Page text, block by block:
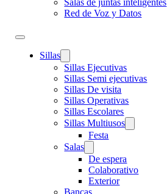
Salas de juntas inteligentes
Red de Voz y Datos
Sillas
Sillas Ejecutivas
Sillas Semi ejecutivas
Sillas De visita
Sillas Operativas
Sillas Escolares
Sillas Multiusos
Festa
Salas
De espera
Colaborativo
Exterior
Bancas